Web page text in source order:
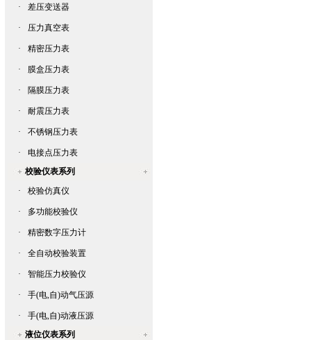
· 差压变送器
· 压力真空表
· 精密压力表
· 膜盒压力表
· 隔膜压力表
· 耐震压力表
· 不锈钢压力表
·
电接点压力表
校验仪表系列
·
校验仿真仪
· 多功能校验仪
· 精密数字压力计
· 全自动校验装置
· 智能压力校验仪
· 手(电,自)动气压源
·
手(电,自)动液压源
液位仪表系列